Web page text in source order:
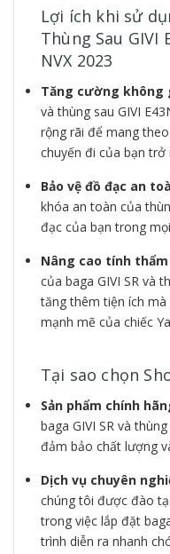
Lợi ích khi sử
Thùng Sau GIVI
NVX 2023
Tăng cường không
và thùng sau GIVI
rộng rãi để mang
chuyến đi của bạn
Bảo vệ đồ đạc an
khóa an toàn của
đạc của bạn trong
Nâng cao tính
của baga GIVI SR và
tăng thêm tiện ích
mạnh mẽ của chiếc
Tại sao chọn
Sản phẩm chính
baga GIVI SR và
đảm bảo chất lượng
Dịch vụ chuyên
chúng tôi được đào
trong việc lắp đặt
trình diễn ra nhanh